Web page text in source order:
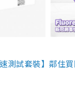
測試套裝】鄰住